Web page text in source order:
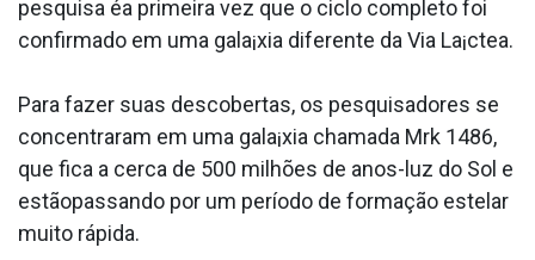
pesquisa éa primeira vez que o ciclo completo foi
confirmado em uma gala¡xia diferente da Via La¡ctea.
Para fazer suas descobertas, os pesquisadores se
concentraram em uma gala¡xia chamada Mrk 1486,
que fica a cerca de 500 milhões de anos-luz do Sol e
estãopassando por um período de formação estelar
muito rápida.